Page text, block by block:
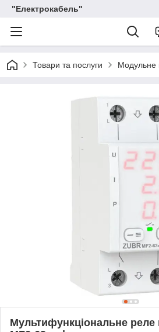
"Електрокабель"
Товари та послуги Модульне
Мультифункціональне реле